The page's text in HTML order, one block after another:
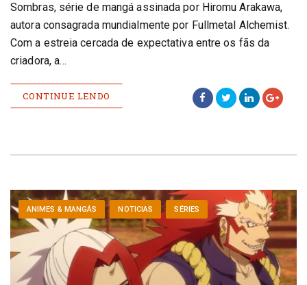
Sombras, série de mangá assinada por Hiromu Arakawa,
autora consagrada mundialmente por Fullmetal Alchemist.
Com a estreia cercada de expectativa entre os fãs da
criadora, a…
CONTINUE LENDO
ANIMES & MANGÁS NOTICIAS SÉRIES